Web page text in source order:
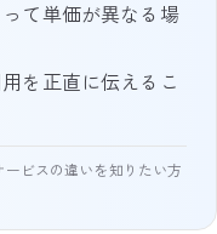
て単価が異なる場
を正直に伝えるこ
ビスの違いを知りたい方